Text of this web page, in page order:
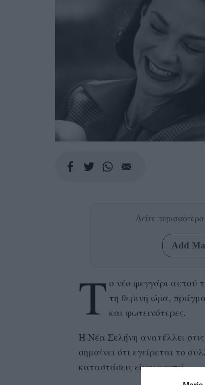
Δείτε
Add
Τ ο νέο φεγγάρι αυτού
τη θερινή ώρα,
και φωτεινότερες.
Η Νέα Σελήνη ανατέλλει
σημαίνει ότι εγείρεται το
καταστάσεις είναι κοντά.